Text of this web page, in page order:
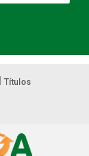
Títulos